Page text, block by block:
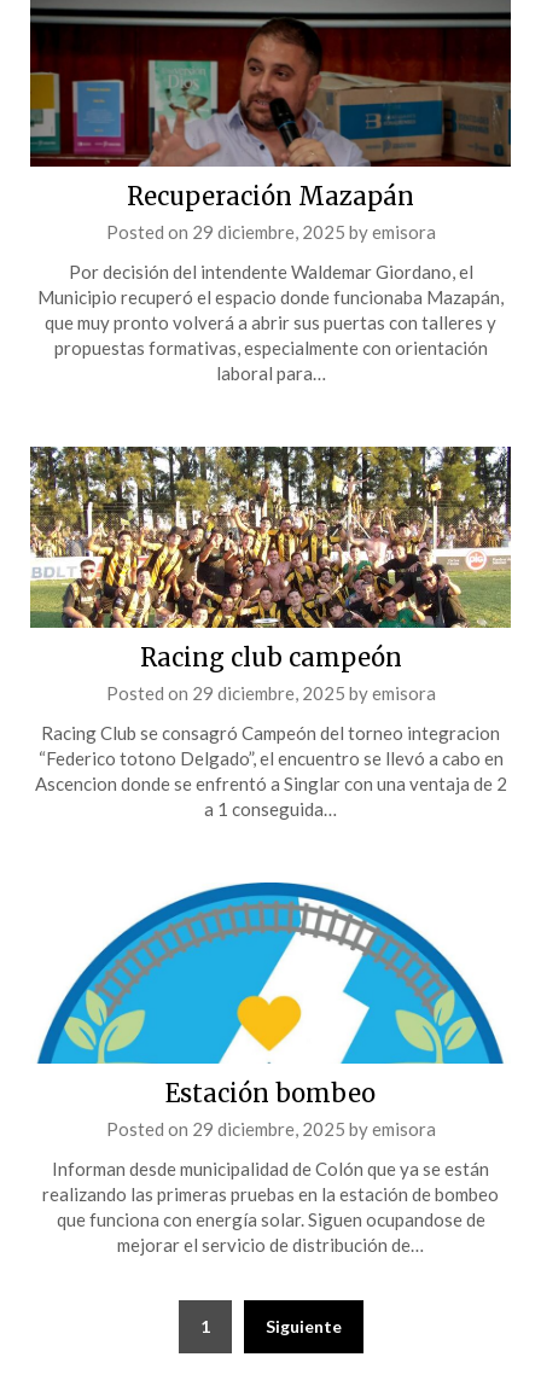
Recuperación Mazapán
Posted on 29 diciembre, 2025 byemisora
Por decisión del intendente Waldemar Giordano, el
Municipio recuperó el espacio donde funcionaba Mazapán,
que muy pronto volverá a abrir sus puertas con talleres y
propuestas formativas, especialmente con orientación
laboral para…
Racing club campeón
Posted on 29 diciembre, 2025 byemisora
Racing Club se consagró Campeón del torneo integracion
“Federico totono Delgado”, el encuentro se llevó a cabo en
Ascencion donde se enfrentó a Singlar con una ventaja de 2
a 1 conseguida…
Estación bombeo
Posted on 29 diciembre, 2025 byemisora
Informan desde municipalidad de Colón que ya se están
realizando las primeras pruebas en la estación de bombeo
que funciona con energía solar. Siguen ocupandose de
mejorar el servicio de distribución de…
1 Siguiente